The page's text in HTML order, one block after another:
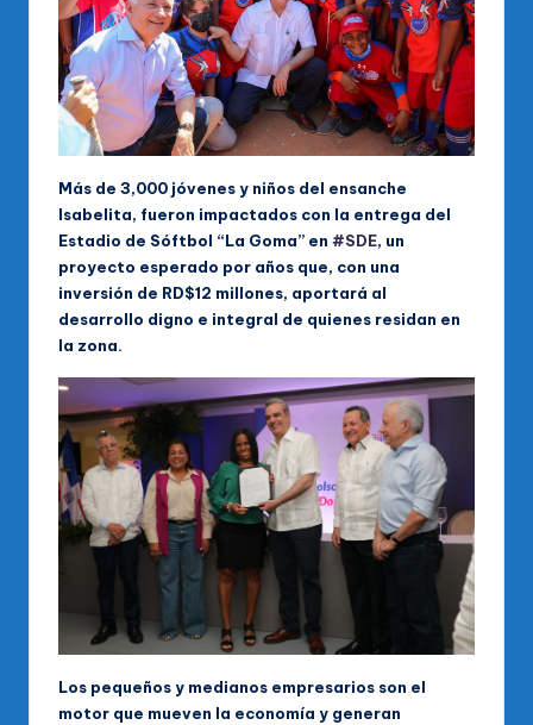
Más de 3,000 jóvenes y niños del ensanche
Isabelita, fueron impactados con la entrega del
Estadio de Sóftbol “La Goma” en #SDE, un
proyecto esperado por años que, con una
inversión de RD$12 millones, aportará al
desarrollo digno e integral de quienes residan en
la zona.
Los pequeños y medianos empresarios son el
motor que mueven la economía y generan